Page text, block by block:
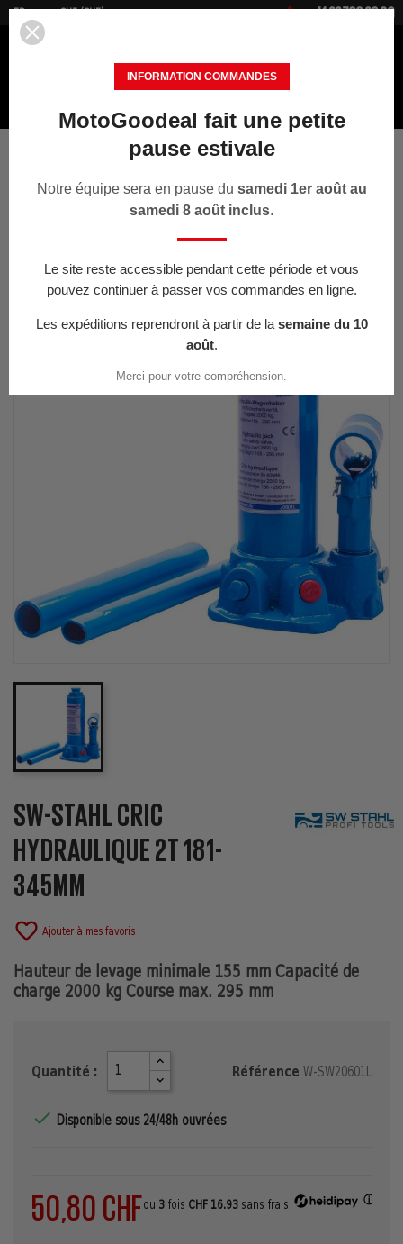
FR CHF (CHF) +41 22 700 20 30
Pièces Moto & Outillages
SW-STAHL CRIC
HYDRAULIQUE 2T 181-
345MM
favorite_border Ajouter à mes favoris
Hauteur de levage minimale 155 mm Capacité de
charge 2000 kg Course max. 295 mm
Référence W-SW20601L
Quantité :
 Disponible sous 24/48h ouvrées
50,80 CHFou 3 fois CHF 16.93 sans frais ⓘ
INFORMATION COMMANDES
MotoGoodeal fait une petite
pause estivale
Notre équipe sera en pause du samedi 1er août au
samedi 8 août inclus.
Le site reste accessible pendant cette période et vous
pouvez continuer à passer vos commandes en ligne.
Les expéditions reprendront à partir de la semaine du 10
août.
Merci pour votre compréhension.